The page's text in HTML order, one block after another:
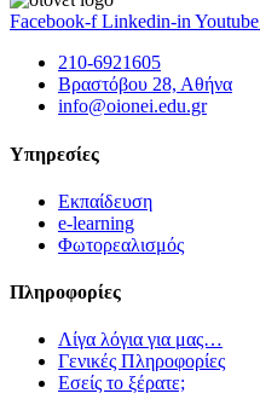
Facebook-f Linkedin-in Youtube
210-6921605
Βραστόβου 28, Αθήνα
info@oionei.edu.gr
Υπηρεσίες
Εκπαίδευση
e-learning
Φωτορεαλισμός
Πληροφορίες
Λίγα λόγια για μας…
Γενικές Πληροφορίες
Εσείς το ξέρατε;